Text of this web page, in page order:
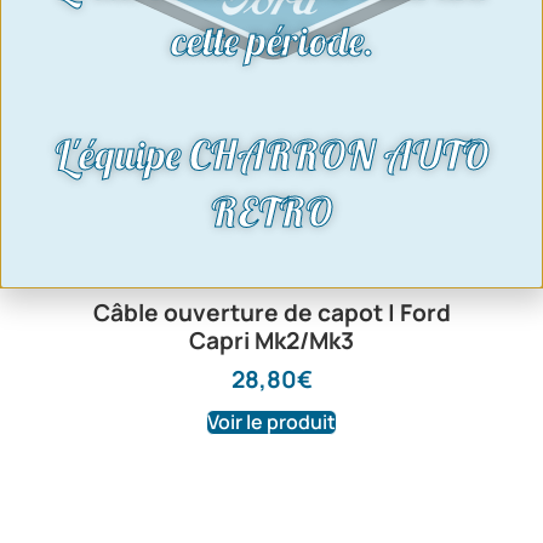
Câble ouverture de capot | Ford
Capri Mk2/Mk3
28,80€
Voir le produit
cette période.
L'équipe CHARRON AUTO
RETRO